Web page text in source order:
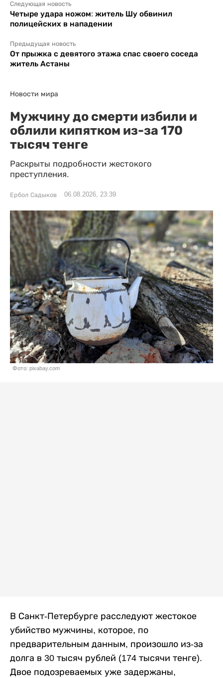
Следующая новость
Четыре удара ножом: житель Шу обвинил
полицейских в нападении
Предыдущая новость
От прыжка с девятого этажа спас своего соседа
житель Астаны
Новости мира
Мужчину до смерти избили и
облили кипятком из-за 170
тысяч тенге
Раскрыты подробности жестокого
преступления.
Ербол Садыков 06.08.2026, 23:39
Фото: pixabay.com
В Санкт-Петербурге расследуют жестокое
убийство мужчины, которое, по
предварительным данным, произошло из-за
долга в 30 тысяч рублей (174 тысячи тенге).
Двое подозреваемых уже задержаны,